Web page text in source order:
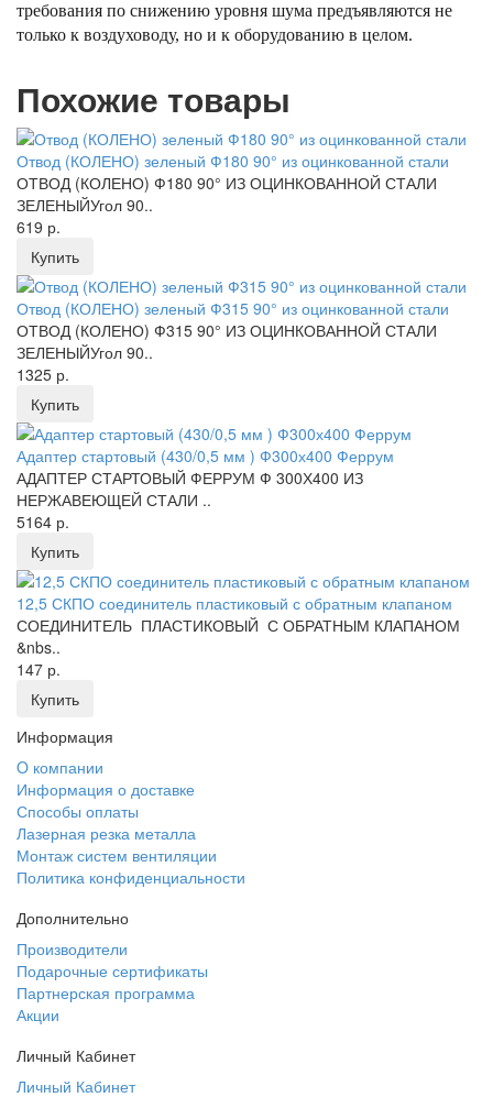
требования по снижению уровня шума предъявляются не
только к воздуховоду, но и к оборудованию в целом.
Похожие товары
Отвод (КОЛЕНО) зеленый Ф180 90° из оцинкованной стали
ОТВОД (КОЛЕНО) Ф180 90° ИЗ ОЦИНКОВАННОЙ СТАЛИ
ЗЕЛЕНЫЙУгол 90..
619 р.
Купить
Отвод (КОЛЕНО) зеленый Ф315 90° из оцинкованной стали
ОТВОД (КОЛЕНО) Ф315 90° ИЗ ОЦИНКОВАННОЙ СТАЛИ
ЗЕЛЕНЫЙУгол 90..
1325 р.
Купить
Адаптер стартовый (430/0,5 мм ) Ф300х400 Феррум
АДАПТЕР СТАРТОВЫЙ ФЕРРУМ Ф 300Х400 ИЗ
НЕРЖАВЕЮЩЕЙ СТАЛИ ..
5164 р.
Купить
12,5 СКПО соединитель пластиковый с обратным клапаном
СОЕДИНИТЕЛЬ ПЛАСТИКОВЫЙ С ОБРАТНЫМ КЛАПАНОМ
&nbs..
147 р.
Купить
Информация
O компании
Информация о доставке
Способы оплаты
Лазерная резка металла
Монтаж систем вентиляции
Политика конфиденциальности
Дополнительно
Производители
Подарочные сертификаты
Партнерская программа
Акции
Личный Кабинет
Личный Кабинет